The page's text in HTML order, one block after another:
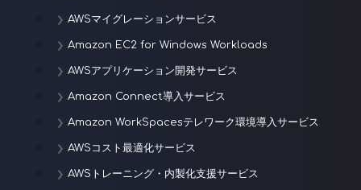
AWSマイグレーションサービス
Amazon EC2 for Windows Workloads
AWSアプリケーション開発サービス
Amazon Connect導入サービス
Amazon WorkSpacesテレワーク環境導入サービス
AWSコスト最適化サービス
AWSトレーニング・内製化支援サービス